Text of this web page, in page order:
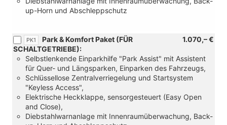
up-Horn und Abschleppschutz
PK1 1.070,– €
Park & Komfort Paket (FÜR
SCHALTGETRIEBE):
Selbstlenkende Einparkhilfe "Park Assist" mit Assistent
für Quer- und Längsparken, Einparken des Fahrzeugs,
Schlüssellose Zentralverriegelung und Startsystem
"Keyless Access",
Elektrische Heckklappe, sensorgesteuert (Easy Open
and Close),
Diebstahlwarnanlage mit Innenraumüberwachung, Back-